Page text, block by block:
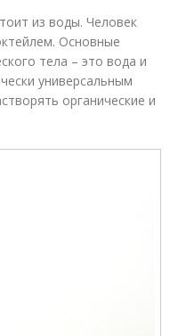
из воды. Человек
Основные
тела – это вода и
универсальным
органические и